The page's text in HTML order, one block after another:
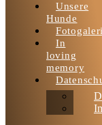
Unsere
Hunde
In
loving
memory